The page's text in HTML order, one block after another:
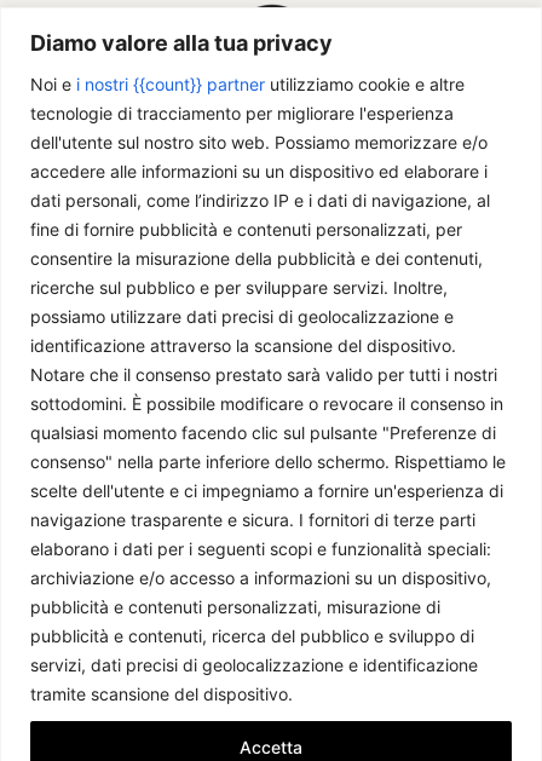
Diamo valore alla tua privacy
Noi e i nostri {{count}} partner utilizziamo cookie e altre
tecnologie di tracciamento per migliorare l'esperienza
dell'utente sul nostro sito web. Possiamo memorizzare e/o
accedere alle informazioni su un dispositivo ed elaborare i
dati personali, come l’indirizzo IP e i dati di navigazione, al
fine di fornire pubblicità e contenuti personalizzati, per
consentire la misurazione della pubblicità e dei contenuti,
ricerche sul pubblico e per sviluppare servizi. Inoltre,
possiamo utilizzare dati precisi di geolocalizzazione e
identificazione attraverso la scansione del dispositivo.
Notare che il consenso prestato sarà valido per tutti i nostri
sottodomini. È possibile modificare o revocare il consenso in
qualsiasi momento facendo clic sul pulsante "Preferenze di
consenso" nella parte inferiore dello schermo. Rispettiamo le
scelte dell'utente e ci impegniamo a fornire un'esperienza di
navigazione trasparente e sicura. I fornitori di terze parti
elaborano i dati per i seguenti scopi e funzionalità speciali:
archiviazione e/o accesso a informazioni su un dispositivo,
pubblicità e contenuti personalizzati, misurazione di
pubblicità e contenuti, ricerca del pubblico e sviluppo di
servizi, dati precisi di geolocalizzazione e identificazione
tramite scansione del dispositivo.
Accetta
Chi siamo
Il Caffè Geopolitico è una Associazione di Promozione Sociale. Dal
2009 parliamo di politica internazionale, per diffondere una
conoscenza accessibile e aggiornata delle dinamiche geopolitiche che
segnano il mondo che ci circonda.
C.F./P.IVA 11078490965 - Testata giornalistica registrata presso il
Tribunale di Milano aut. n.398 del 10/12/2013 - ISSN 2384-9975
Scrivici:redazione@ilcaffegeopolitico.net
Seguici
Le opinioni espresse dagli autori potrebbero non rappresentare la